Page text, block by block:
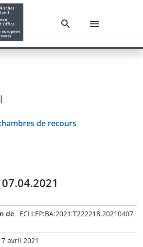
de recours
de
ECLI:EP:BA:2021:T222218.20210407
7 avril 2021